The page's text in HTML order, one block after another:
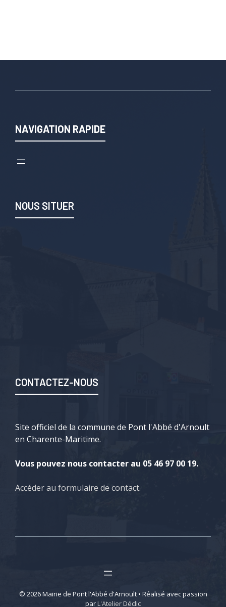
NAVIGATION RAPIDE
NOUS SITUER
CONTACTEZ-NOUS
Site officiel de la commune de Pont l'Abbé d'Arnoult
en Charente-Maritime.
Vous pouvez nous contacter au 05 46 97 00 19.
Accéder au formulaire de contact.
© 2026 Mairie de Pont l'Abbé d'Arnoult • Réalisé avec passion
parL'Atelier Déclic